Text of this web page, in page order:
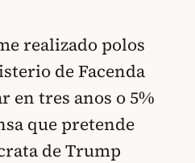
realizado polos
de Facenda
en tres anos o 5%
que pretende
de Trump